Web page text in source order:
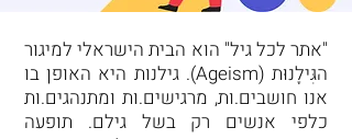
"אתר לכל גיל" הוא הבית הישראלי למיגור
הגִּילָנוּת (Ageism). גילנות היא האופן בו
אנו חושבים.ות, מרגישים.ות ומתנהגים.ות
כלפי אנשים רק בשל גילם. תופעה